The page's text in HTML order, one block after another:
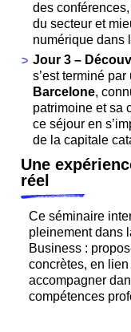
des
du secteur et
numérique dans
Jour 3 –
s’est terminé par
Barcelone,
patrimoine et sa
ce séjour en
de la capitale
Une
réel
Ce séminaire
pleinement dans
Business :
concrètes, en
accompagner
compétences